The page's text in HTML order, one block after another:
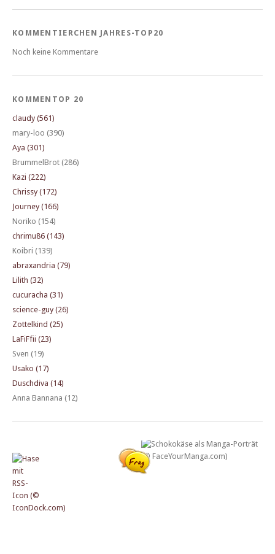
KOMMENTIERCHEN JAHRES-TOP20
Noch keine Kommentare
KOMMENTOP 20
claudy (561)
mary-loo (390)
Aya (301)
BrummelBrot (286)
Kazi (222)
Chrissy (172)
Journey (166)
Noriko (154)
chrimu86 (143)
Koibri (139)
abraxandria (79)
Lilith (32)
cucuracha (31)
science-guy (26)
Zottelkind (25)
LaFiFfii (23)
Sven (19)
Usako (17)
Duschdiva (14)
Anna Bannana (12)